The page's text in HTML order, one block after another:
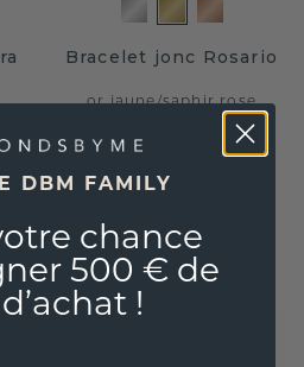
Bracelet jonc Rosario
or jaune/saphir rose
2 772,- €
DBM FAMILY
chance
500 € de
!